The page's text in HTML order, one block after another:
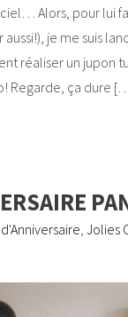
Alors, pour lui
je me suis
réaliser un jupon
Regarde, ça dure
,Jolies